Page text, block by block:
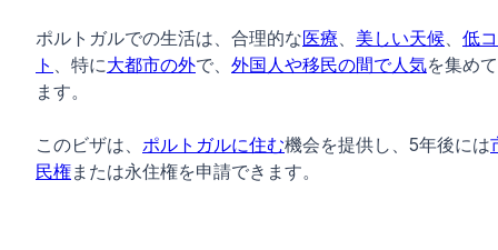
ポルトガルでの生活は、合理的な医療、 美しい天候、 低
ト 、特に大都市の外で、 外国人や移民の間で人気を集め
ます。
このビザは、 ポルトガルに住む機会を提供し、5年後には
民権または永住権を申請できます。